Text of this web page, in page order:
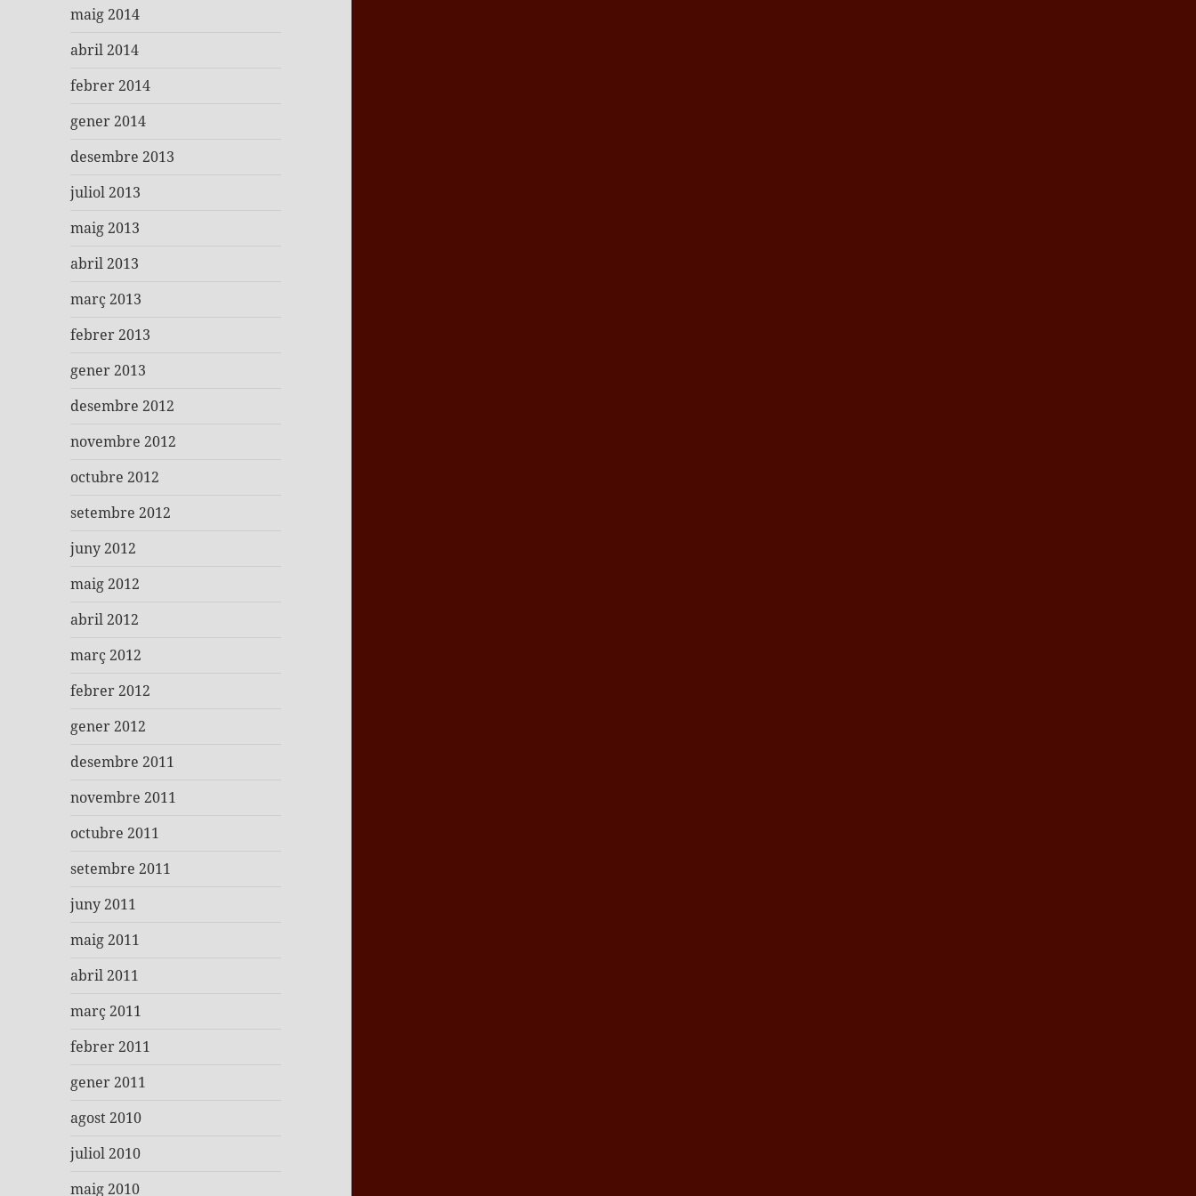
maig 2014
abril 2014
febrer 2014
gener 2014
desembre 2013
juliol 2013
maig 2013
abril 2013
març 2013
febrer 2013
gener 2013
desembre 2012
novembre 2012
octubre 2012
setembre 2012
juny 2012
maig 2012
abril 2012
març 2012
febrer 2012
gener 2012
desembre 2011
novembre 2011
octubre 2011
setembre 2011
juny 2011
maig 2011
abril 2011
març 2011
febrer 2011
gener 2011
agost 2010
juliol 2010
maig 2010